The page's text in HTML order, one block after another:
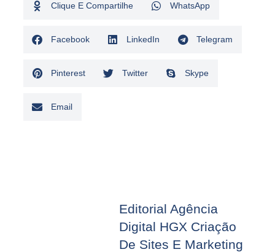
Clique E Compartilhe WhatsApp
Facebook LinkedIn Telegram
Pinterest Twitter Skype
Email
Editorial Agência
Digital HGX Criação
De Sites E Marketing